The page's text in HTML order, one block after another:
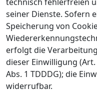
seiner Dienste. Sofern
Speicherung von
erfolgt die
dieser Einwilligung (Art.
Abs. 1 TDDDG); die
widerrufbar.